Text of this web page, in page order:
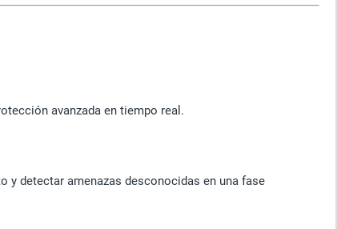
avanzada en tiempo real.
y detectar amenazas desconocidas en una fase